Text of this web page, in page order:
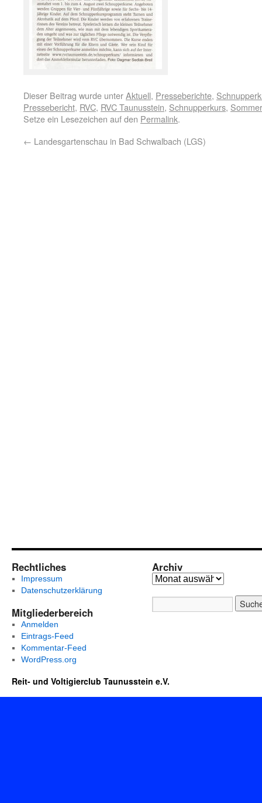
Dieser Beitrag wurde unterAktuell, Presseberichte,
Pressebericht, RVC, RVC Taunusstein, Schnupperkurs,
Setze ein Lesezeichen auf den Permalink.
← Landesgartenschau in Bad Schwalbach (LGS)
Rechtliches
Impressum
Datenschutzerklärung
Mitgliederbereich
Anmelden
Eintrags-Feed
Kommentar-Feed
WordPress.org
Archiv
Reit- und Voltigierclub Taunusstein e.V.